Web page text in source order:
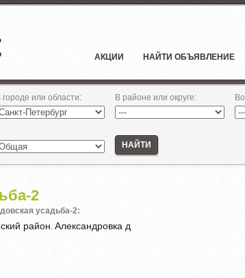
АКЦИИ НАЙТИ ОБЪЯВЛЕНИЕ
городе или области: В районе или округе:
НАЙТИ
2
усадьба-2:
район, Александровка д